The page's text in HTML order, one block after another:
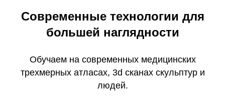
Современные технологии для
большей наглядности
Обучаем на современных медицинских
трехмерных атласах, 3d сканах скульптур и
людей.